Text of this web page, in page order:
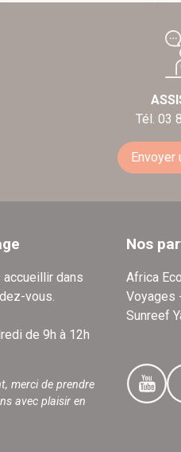
Tél. 03
Envoyer
accueillir dans
vous.
de 9h à 12h
merci de prendre
avec plaisir en
Nos
Africa
Voyages
Sunreef